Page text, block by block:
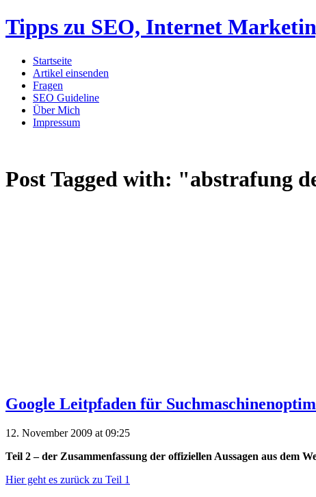
Tipps zu SEO, Internet
Startseite
Artikel einsenden
Fragen
SEO Guideline
Über Mich
Impressum
Post Tagged with: "abstrafung
Google Leitpfaden für
12. November 2009 at 09:25
Teil 2 – der Zusammenfassung der offiziellen Aussagen aus dem
Hier geht es zurück zu Teil 1